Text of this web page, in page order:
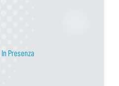
In Presenza